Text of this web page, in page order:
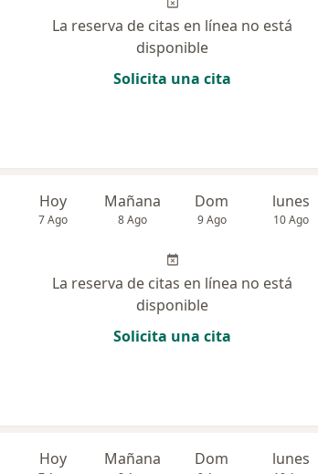
La reserva de citas en línea no está
disponible
Solicita una cita
Hoy
7 Ago
Mañana
8 Ago
Dom
9 Ago
lunes
10 Ago
La reserva de citas en línea no está
disponible
Solicita una cita
Hoy Mañana Dom lunes